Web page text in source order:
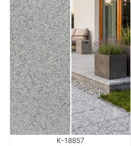
Kod produktu
K-18857